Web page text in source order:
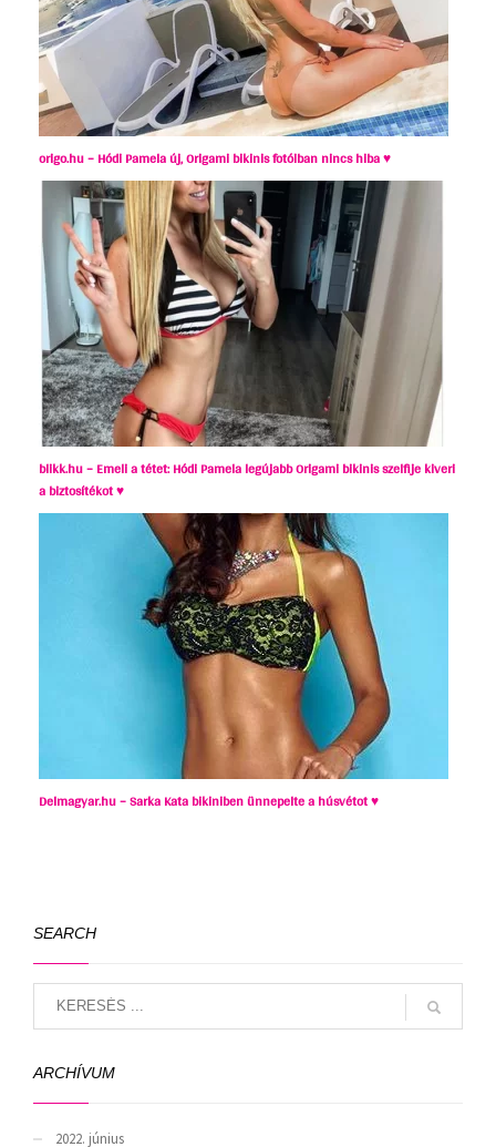
origo.hu – Hódi Pamela új, Origami bikinis fotóiban nincs hiba ♥
blikk.hu – Emeli a tétet: Hódi Pamela legújabb Origami bikinis szelfije kiveri
a biztosítékot ♥
Delmagyar.hu – Sarka Kata bikiniben ünnepelte a húsvétot ♥
SEARCH
ARCHÍVUM
2022. június